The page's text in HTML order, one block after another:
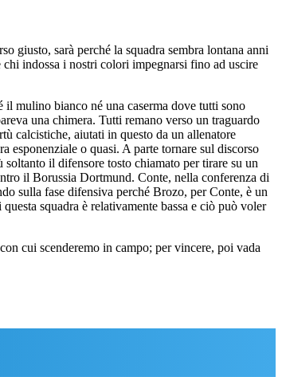
giusto, sarà perché la squadra sembra lontana anni
indossa i nostri colori impegnarsi fino ad uscire
il mulino bianco né una caserma dove tutti sono
una chimera. Tutti remano verso un traguardo
calcistiche, aiutati in questo da un allenatore
o quasi. A parte tornare sul discorso
il difensore tosto chiamato per tirare su un
il Borussia Dortmund. Conte, nella conferenza di
sulla fase difensiva perché Brozo, per Conte, è un
squadra è relativamente bassa e ciò può voler
cui scenderemo in campo; per vincere, poi vada